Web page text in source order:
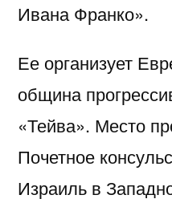
Ивана Франко».
Ее организует
община
«Тейва». Место
Почетное
Израиль в